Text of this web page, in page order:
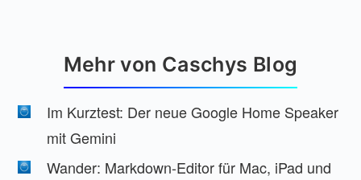
Mehr von Caschys Blog
Im Kurztest: Der neue Google Home Speaker
mit Gemini
Wander: Markdown-Editor für Mac, iPad und